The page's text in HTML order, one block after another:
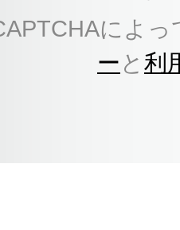
によ
ー と 利